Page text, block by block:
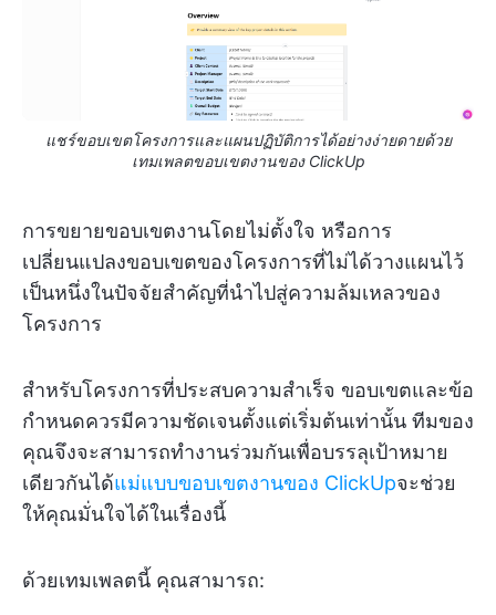
แชร์ขอบเขตโครงการและแผนปฏิบัติการได้อย่างง่ายดายด้วย
เทมเพลตขอบเขตงานของ ClickUp
การขยายขอบเขตงานโดยไม่ตั้งใจ หรือการ
เปลี่ยนแปลงขอบเขตของโครงการที่ไม่ได้วางแผนไว้
เป็นหนึ่งในปัจจัยสำคัญที่นำไปสู่ความล้มเหลวของ
โครงการ
สำหรับโครงการที่ประสบความสำเร็จ ขอบเขตและข้อ
กำหนดควรมีความชัดเจนตั้งแต่เริ่มต้นเท่านั้น ทีมของ
คุณจึงจะสามารถทำงานร่วมกันเพื่อบรรลุเป้าหมาย
เดียวกันได้แม่แบบขอบเขตงานของ ClickUpจะช่วย
ให้คุณมั่นใจได้ในเรื่องนี้
ด้วยเทมเพลตนี้ คุณสามารถ: